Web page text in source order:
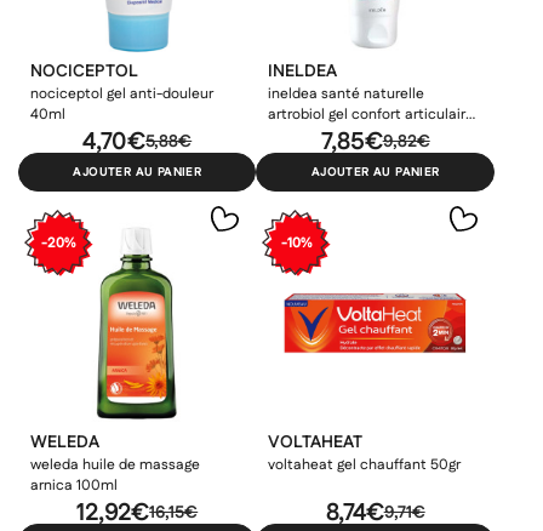
NOCICEPTOL
nociceptol gel anti-douleur
40ml
5,88€
4,70€
AJOUTER AU PANIER
INELDEA
ineldea santé naturelle
artrobiol gel confort articulaire
& musculaire 100ml9,82€
7,85€
AJOUTER AU PANIER
-20%
WELEDA
weleda huile de massage
arnica 100ml
16,15€
12,92€
-10%
VOLTAHEAT
voltaheat gel chauffant 50gr
9,71€
8,74€